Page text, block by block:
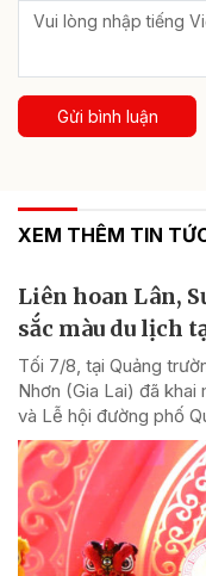
Gửi bình luận
XEM THÊM TIN
Liên hoan Lân,
sắc màu du lịch
Tối 7/8, tại Quảng
Nhơn (Gia Lai) đã
và Lễ hội đường phố